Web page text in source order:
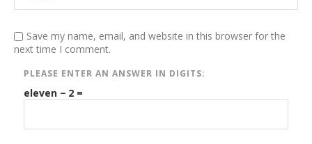
Save my name, email, and website in this browser for the
next time I comment.
PLEASE ENTER AN ANSWER IN DIGITS:
eleven − 2 =